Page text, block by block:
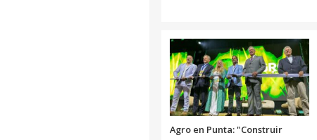
Agro en Punta: "Construir